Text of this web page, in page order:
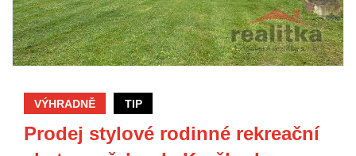
VÝHRADNĚ TIP
Prodej stylové rodinné rekreační